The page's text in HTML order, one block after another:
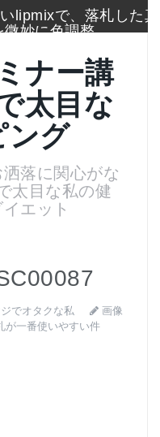
lipmixで、落札した真
微妙に色調整
防寒タイツもう
に通販無い
れ筋ランキングをま
挙大公開
性化美顔器
トレカケースでアイ
ード整理
コーム購入
ナー講
太目な
ング
落に関心がな
太目な私の健
エット
でオタクな私
画像
が一番使いやすい件